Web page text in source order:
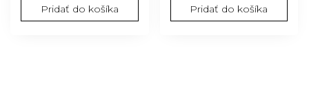
Pridať do košíka Pridať do košíka